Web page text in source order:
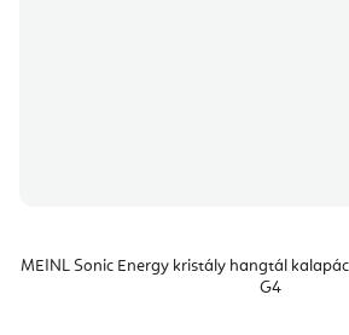
MEINL Sonic Energy kristály hangtál
G4